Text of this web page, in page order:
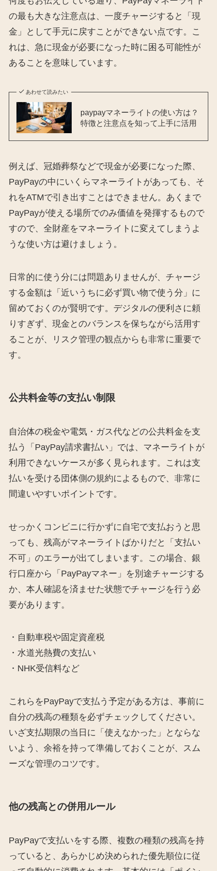
の最も大きな注意点は、一度チャージすると「現
金」として手元に戻すことができない点です。こ
れは、急に現金が必要になった時に困る可能性が
あることを意味しています。
あわせて読みたい
paypayマネーライトの使い方は？
特徴と注意点を知って上手に活用
例えば、冠婚葬祭などで現金が必要になった際、
PayPayの中にいくらマネーライトがあっても、そ
れをATMで引き出すことはできません。あくまで
PayPayが使える場所でのみ価値を発揮するもので
すので、全財産をマネーライトに変えてしまうよ
うな使い方は避けましょう。
日常的に使う分には問題ありませんが、チャージ
する金額は「近いうちに必ず買い物で使う分」に
留めておくのが賢明です。デジタルの便利さに頼
りすぎず、現金とのバランスを保ちながら活用す
ることが、リスク管理の観点からも非常に重要で
す。
公共料金等の支払い制限
自治体の税金や電気・ガス代などの公共料金を支
払う「PayPay請求書払い」では、マネーライトが
利用できないケースが多く見られます。これは支
払いを受ける団体側の規約によるもので、非常に
間違いやすいポイントです。
せっかくコンビニに行かずに自宅で支払おうと思
っても、残高がマネーライトばかりだと「支払い
不可」のエラーが出てしまいます。この場合、銀
行口座から「PayPayマネー」を別途チャージする
か、本人確認を済ませた状態でチャージを行う必
要があります。
・自動車税や固定資産税
・水道光熱費の支払い
・NHK受信料など
これらをPayPayで支払う予定がある方は、事前に
自分の残高の種類を必ずチェックしてください。
いざ支払期限の当日に「使えなかった」とならな
いよう、余裕を持って準備しておくことが、スム
ーズな管理のコツです。
他の残高との併用ルール
PayPayで支払いをする際、複数の種類の残高を持
っていると、あらかじめ決められた優先順位に従